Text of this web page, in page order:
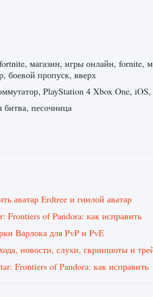
магазин, игры онлайн, fornite,
боевой пропуск, вверх
PlayStation 4 Xbox One,
песочница
аватар Erdtree и гнилой аватар
Frontiers of Pandora: как исправить
Варлока для PvP и PvE
новости, слухи, скриншоты и
Frontiers of Pandora: как исправить